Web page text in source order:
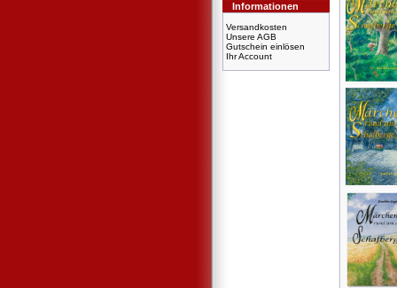
Informationen
Versandkosten
Unsere AGB
Gutschein einlösen
Ihr Account